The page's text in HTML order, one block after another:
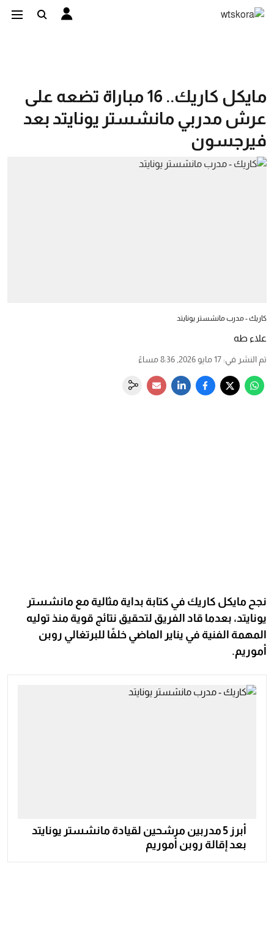
مايكل كاريك.. 16 مباراة تضعه على
عرش مدربي مانشستر يونايتد بعد
فيرجسون
كاريك - مدرب مانشستر يونايتد
علاء طه
تم النشر في: 17 مايو 2026, 8:36 مساءً
نجح مايكل كاريك في كتابة بداية مثالية مع مانشستر
يونايتد، بعدما قاد الفريق لتحقيق نتائج قوية منذ توليه
المهمة الفنية في يناير الماضي خلفًا للبرتغالي روبن
أموريم.
أبرز 5 مدربين مرشحين لقيادة مانشستر يونايتد
بعد إقالة روبن أموريم